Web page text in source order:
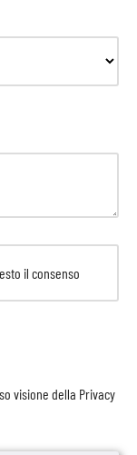
il consenso
visione della Privacy